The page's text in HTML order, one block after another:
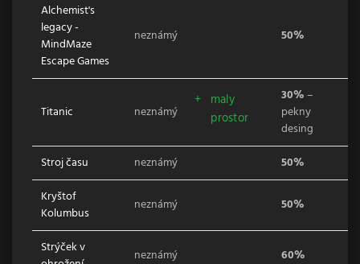
Alchemist's
legacy -
MindMaze
Escape Games
neznámý 50%
Titanic neznámý
maly
prostor
30%–
pekny
desing
Stroj času
neznámý
50%
Kryštof
Kolumbus
neznámý 50%
Strýček v
neznámý 60%